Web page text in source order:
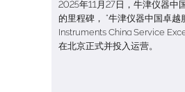
2025年11月27日，牛津仪器中
的里程碑， “牛津仪器中国卓越
Instruments China Service
在北京正式并投入运营。